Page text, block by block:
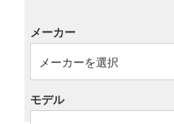
メーカー
モデル